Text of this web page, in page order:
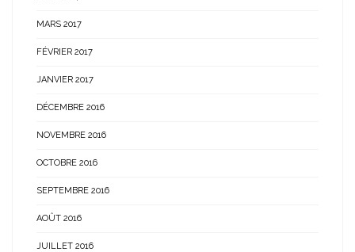
MARS 2017
FÉVRIER 2017
JANVIER 2017
DÉCEMBRE 2016
NOVEMBRE 2016
OCTOBRE 2016
SEPTEMBRE 2016
AOÛT 2016
JUILLET 2016